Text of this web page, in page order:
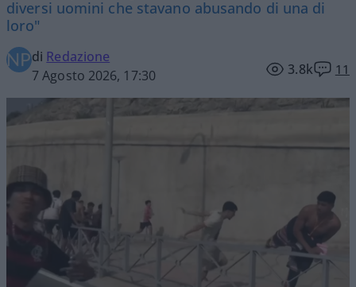
diversi uomini che stavano abusando di una di
loro"
di Redazione
7 Agosto 2026, 17:30
3.8k 11